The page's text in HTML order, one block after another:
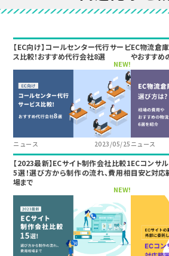
【EC向け】コールセンター代行サービ
ス比較！おすすめ代行会社8選
NEW!
ニュース 2023/05/25
EC物流倉
やおすすめ
ニュース
【2023最新】ECサイト制作会社比較1
5選！選び方から制作の流れ、費用相
場まで
NEW!
ECコンサ
目安と対応